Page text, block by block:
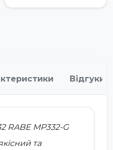
Відгуки
RABE MP332-G
та